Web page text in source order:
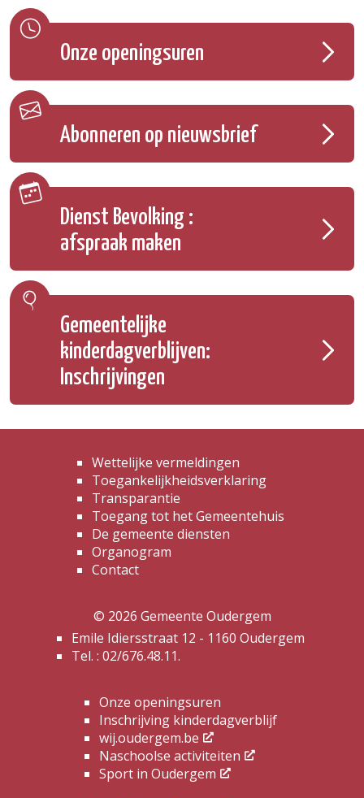
Onze openingsuren
Abonneren op nieuwsbrief
Dienst Bevolking :
afspraak maken
Gemeentelijke
kinderdagverblijven:
Inschrijvingen
Wettelijke vermeldingen
Toegankelijkheidsverklaring
Transparantie
Toegang tot het Gemeentehuis
De gemeente diensten
Organogram
Contact
© 2026 Gemeente Oudergem
Emile Idiersstraat 12 - 1160 Oudergem
Tel. : 02/676.48.11.
Onze openingsuren
Inschrijving kinderdagverblijf
wij.oudergem.be
Naschoolse activiteiten
Sport in Oudergem